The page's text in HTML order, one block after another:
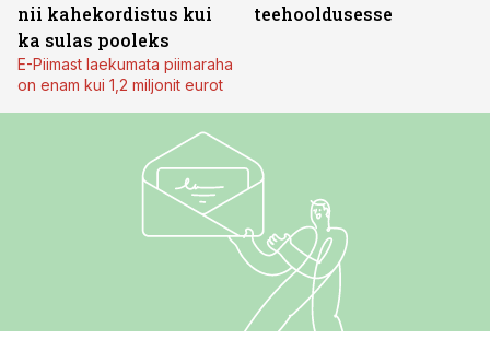
nii kahekordistus kui
ka sulas pooleks
E-Piimast laekumata piimaraha
on enam kui 1,2 miljonit eurot
teehooldusesse